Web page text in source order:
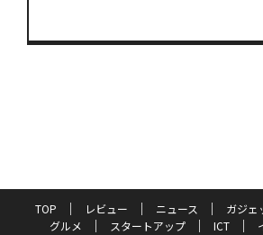
TOP レビュー ニュース ガジェ
グルメ
スタートアップ ICT